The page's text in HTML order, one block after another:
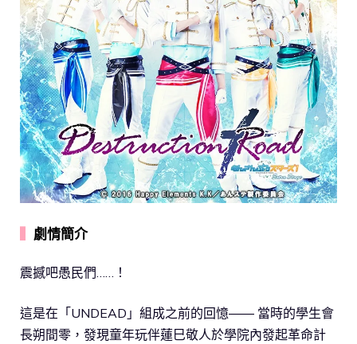
劇情簡介
震撼吧愚民們……！
這是在「UNDEAD」組成之前的回憶―― 當時的學生會
長朔間零，發現童年玩伴蓮巳敬人於學院內發起革命計